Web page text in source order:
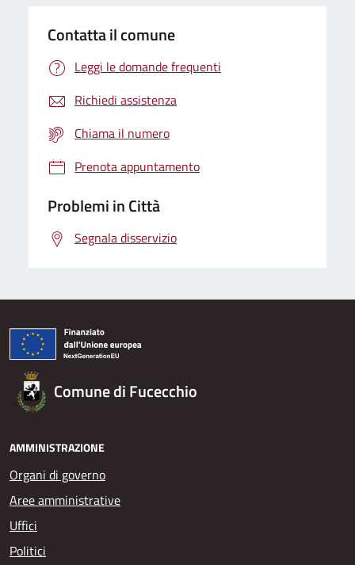
Contatta il comune
Leggi le domande frequenti
Richiedi assistenza
Chiama il numero
Prenota appuntamento
Problemi in Città
Segnala disservizio
Comune di Fucecchio
AMMINISTRAZIONE
Organi di governo
Aree amministrative
Uffici
Politici